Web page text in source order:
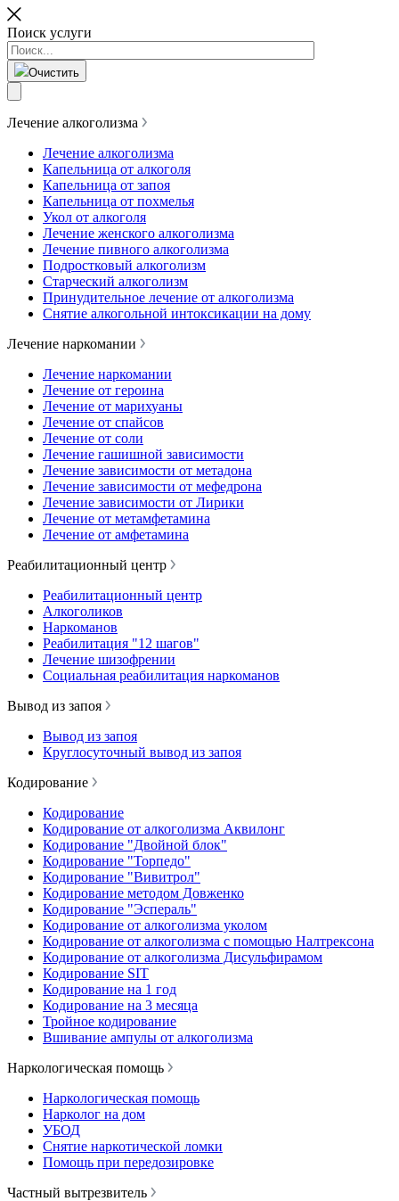
Поиск услуги
Очистить
Лечение алкоголизма
Лечение алкоголизма
Капельница от алкоголя
Капельница от запоя
Капельница от похмелья
Укол от алкоголя
Лечение женского алкоголизма
Лечение пивного алкоголизма
Подростковый алкоголизм
Старческий алкоголизм
Принудительное лечение от алкоголизма
Снятие алкогольной интоксикации на дому
Лечение наркомании
Лечение наркомании
Лечение от героина
Лечение от марихуаны
Лечение от спайсов
Лечение от соли
Лечение гашишной зависимости
Лечение зависимости от метадона
Лечение зависимости от мефедрона
Лечение зависимости от Лирики
Лечение от метамфетамина
Лечение от амфетамина
Реабилитационный центр
Реабилитационный центр
Алкоголиков
Наркоманов
Реабилитация "12 шагов"
Лечение шизофрении
Социальная реабилитация наркоманов
Вывод из запоя
Вывод из запоя
Круглосуточный вывод из запоя
Кодирование
Кодирование
Кодирование от алкоголизма Аквилонг
Кодирование "Двойной блок"
Кодирование "Торпедо"
Кодирование "Вивитрол"
Кодирование методом Довженко
Кодирование "Эспераль"
Кодирование от алкоголизма уколом
Кодирование от алкоголизма с помощью Налтрексона
Кодирование от алкоголизма Дисульфирамом
Кодирование SIT
Кодирование на 1 год
Кодирование на 3 месяца
Тройное кодирование
Вшивание ампулы от алкоголизма
Наркологическая помощь
Наркологическая помощь
Нарколог на дом
УБОД
Снятие наркотической ломки
Помощь при передозировке
Частный вытрезвитель